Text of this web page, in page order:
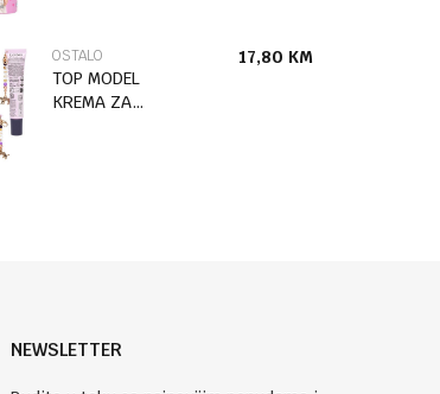
OSTALO
TOP MODEL
KREMA ZA
17,80 KM
NEWSLETTER